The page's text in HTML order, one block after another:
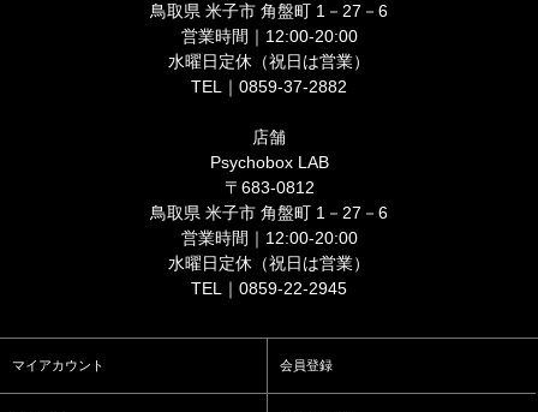
鳥取県 米子市 角盤町 1－27－6
営業時間｜12:00-20:00
水曜日定休（祝日は営業）
TEL｜0859-37-2882
店舗
Psychobox LAB
〒683-0812
鳥取県 米子市 角盤町 1－27－6
営業時間｜12:00-20:00
水曜日定休（祝日は営業）
TEL｜0859-22-2945
マイアカウント 会員登録